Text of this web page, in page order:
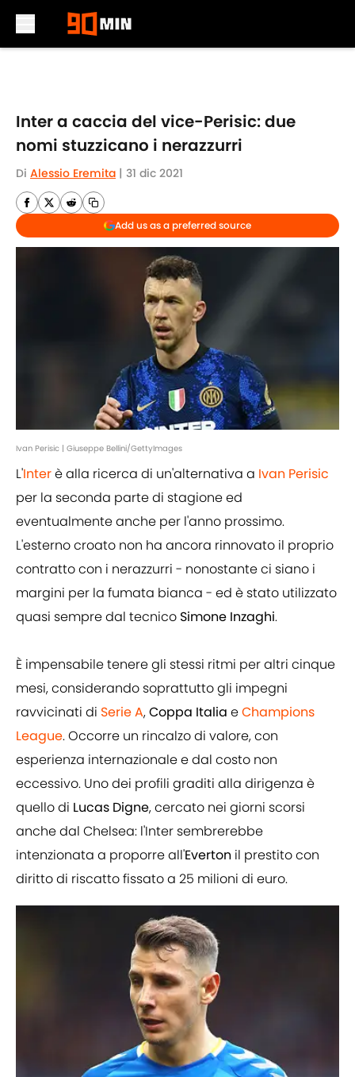
Inter a caccia del vice-Perisic: due
nomi stuzzicano i nerazzurri
Di Alessio Eremita | 31 dic 2021
Add us as a preferred source
Ivan Perisic | Giuseppe Bellini/GettyImages
L'Interè alla ricerca di un'alternativa a Ivan Perisic
per la seconda parte di stagione ed
eventualmente anche per l'anno prossimo.
L'esterno croato non ha ancora rinnovato il proprio
contratto con i nerazzurri - nonostante ci siano i
margini per la fumata bianca - ed è stato utilizzato
quasi sempre dal tecnico Simone Inzaghi.
È impensabile tenere gli stessi ritmi per altri cinque
mesi, considerando soprattutto gli impegni
ravvicinati di Serie A,Coppa Italia eChampions
League. Occorre un rincalzo di valore, con
esperienza internazionale e dal costo non
eccessivo. Uno dei profili graditi alla dirigenza è
quello di Lucas Digne, cercato nei giorni scorsi
anche dal Chelsea: l'Inter sembrerebbe
intenzionata a proporre all'Everton il prestito con
diritto di riscatto fissato a 25 milioni di euro.